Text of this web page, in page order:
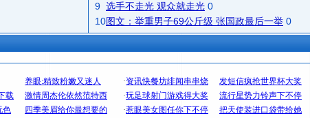
9 选手不走光 观众就走光 0
10图文：举重男子69公斤级 张国政最后一举 0